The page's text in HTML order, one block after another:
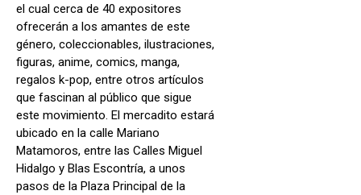
el cual cerca de 40 expositores
ofrecerán a los amantes de este
género, coleccionables, ilustraciones,
figuras, anime, comics, manga,
regalos k-pop, entre otros artículos
que fascinan al público que sigue
este movimiento. El mercadito estará
ubicado en la calle Mariano
Matamoros, entre las Calles Miguel
Hidalgo y Blas Escontría, a unos
pasos de la Plaza Principal de la